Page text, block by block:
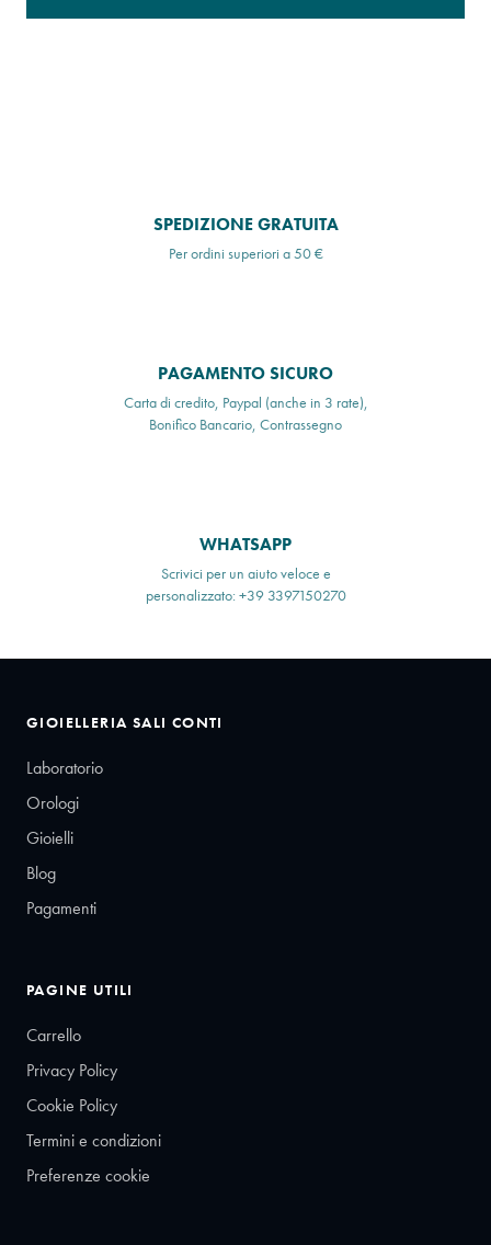
SPEDIZIONE GRATUITA
Per ordini superiori a 50 €
PAGAMENTO SICURO
Carta di credito, Paypal (anche in 3 rate),
Bonifico Bancario, Contrassegno
WHATSAPP
Scrivici per un aiuto veloce e
personalizzato: +39 3397150270
GIOIELLERIA SALI CONTI
Laboratorio
Orologi
Gioielli
Blog
Pagamenti
PAGINE UTILI
Carrello
Privacy Policy
Cookie Policy
Termini e condizioni
Preferenze cookie